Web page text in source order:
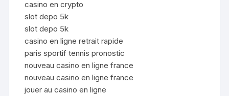
casino en crypto
slot depo 5k
slot depo 5k
casino en ligne retrait rapide
paris sportif tennis pronostic
nouveau casino en ligne france
nouveau casino en ligne france
jouer au casino en ligne